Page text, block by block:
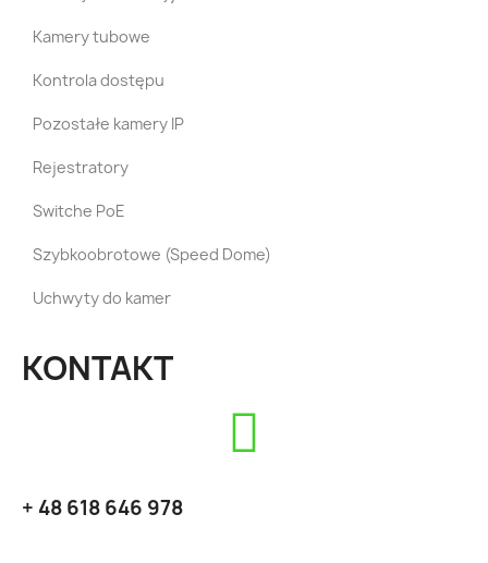
Kamery tubowe
Kontrola dostępu
Pozostałe kamery IP
Rejestratory
Switche PoE
Szybkoobrotowe (Speed Dome)
Uchwyty do kamer
KONTAKT
+ 48 618 646 978